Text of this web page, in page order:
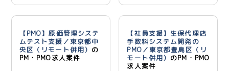
【PMO】原価管理システ
ムテスト支援／東京都中
央区（リモート併用） の
PM・PMO求人案件
【社員支援】生保代理店
手数料システム開発の
PMO／東京都豊島区（リ
モート併用） のPM・PMO
求人案件